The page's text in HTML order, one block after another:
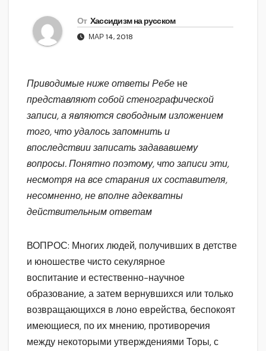
От Хассидизм на русском
МАР 14, 2018
Приводимые ниже ответы Ребе не
представляют собой стенографической
записи, а являются свободным изложением
того, что удалось запомнить и
впоследствии записать задававшему
вопросы. Понятно поэтому, что записи эти,
несмотря на все старания их составителя,
несомненно, не вполне адекватны
действительным ответам
ВОПРОС: Многих людей, получивших в детстве
и юношестве чисто секулярное
воспитание и естественно-научное
образование, а затем вернувшихся или только
возвращающихся в лоно еврейства, беспокоят
имеющиеся, по их мнению, противоречия
между некоторыми утверждениями Торы, с